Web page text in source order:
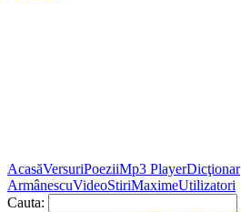
AcasăVersuriPoeziiMp3 PlayerDicţionar
ArmânescuVideoStiriMaximeUtilizatori
Cauta: